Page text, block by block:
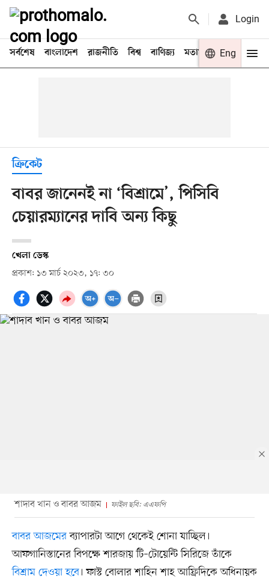
Login
সর্বশেষ বাংলাদেশ রাজনীতি বিশ্ব বাণিজ্য মতামত খেলা
Eng
ক্রিকেট
বাবর জানেনই না ‘বিশ্রামে’, পিসিবি
চেয়ারম্যানের দাবি অন্য কিছু
খেলা ডেস্ক
প্রকাশ: ১৩ মার্চ ২০২৩, ১৭: ৩০
শাদাব খান ও বাবর আজম ফাইল ছবি: এএফপি
বাবর আজমেরব্যাপারটা আগে থেকেই শোনা যাচ্ছিল।
আফগানিস্তানের বিপক্ষে শারজায় টি–টোয়েন্টি সিরিজে তাঁকে
বিশ্রাম দেওয়া হবে। ফাস্ট বোলার শাহিন শাহ আফ্রিদিকে অধিনায়ক